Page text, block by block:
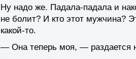
Ну надо же. Падала-падала и
не болит? И кто этот мужчина?
какой-то.
— Она теперь моя, — раздается